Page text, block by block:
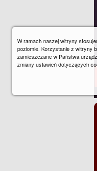
W ramach naszej witryny
poziomie. Korzystanie z witryny
zamieszczane w Państwa
zmiany ustawień dotyczących